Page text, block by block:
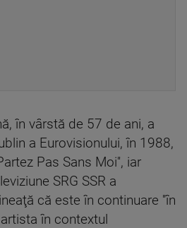
în vârstă de 57 de ani, a
a Eurovisionului, în 1988,
Pas Sans Moi'', iar
SRG SSR a
că este în continuare ''în
în contextul